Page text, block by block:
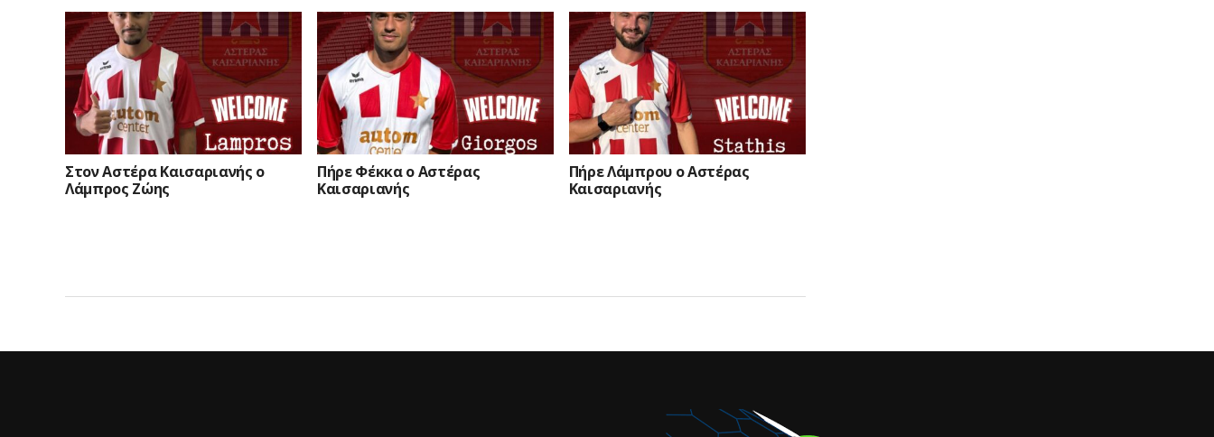
Στον Αστέρα Καισαριανής ο
Λάμπρος Ζώης
Πήρε Φέκκα ο Αστέρας
Καισαριανής
Πήρε Λάμπρου ο Αστέρας
Καισαριανής